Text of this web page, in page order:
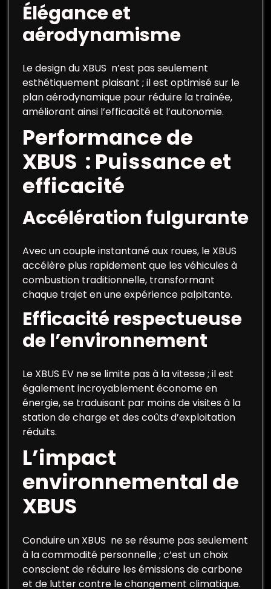
Élégance et
aérodynamisme
Le design du XBUS n’est pas seulement
esthétiquement plaisant ; il est optimisé sur le
plan aérodynamique pour réduire la traînée,
améliorant ainsi l’efficacité et l’autonomie.
Performance de
XBUS : Puissance et
efficacité
Accélération fulgurante
Avec un couple instantané aux roues, le XBUS
accélère plus rapidement que les véhicules à
combustion traditionnelle, transformant
chaque trajet en une expérience palpitante.
Efficacité respectueuse
de l’environnement
Le XBUS EV ne se limite pas à la vitesse ; il est
également incroyablement économe en
énergie, se traduisant par moins de visites à la
station de charge et des coûts d’exploitation
réduits.
L’impact
environnemental de
XBUS
Conduire un XBUS ne se résume pas seulement
à la commodité personnelle ; c’est un choix
conscient de réduire les émissions de carbone
et de lutter contre le changement climatique.